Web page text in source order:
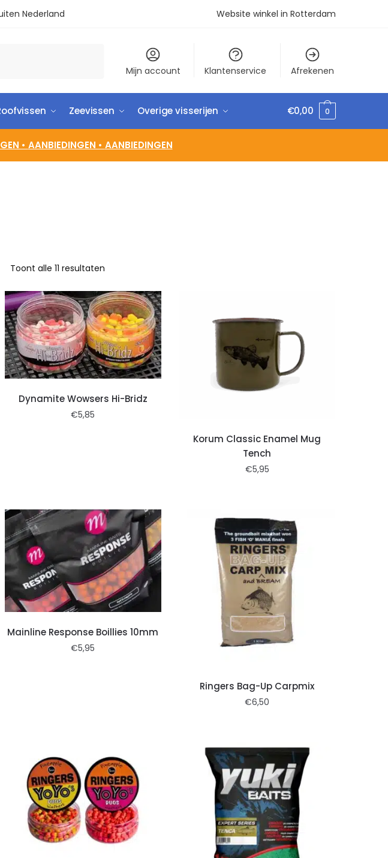
Nederland Website winkel in Rotterdam
Mijn account Klantenservice Afrekenen
Zeevissen Overige visserijen €0,00 0
• AANBIEDINGEN • AANBIEDINGEN
Toont alle 11 resultaten
Dynamite Wowsers Hi-Bridz
€5,85
Korum Classic Enamel Mug
Tench
€5,95
Mainline Response Boillies 10mm
€5,95
Ringers Bag-Up Carpmix
€6,50